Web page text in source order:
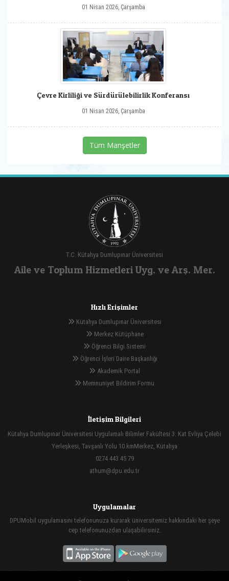
01 Nisan 2026, Çarşamba
Çevre Kirliliği ve Sürdürülebilirlik Konferansı
01 Nisan 2026, Çarşamba
Tüm Manşetler
T.C. Kütahya Dumlupınar Üniversitesi
Aile ve Toplum Hizmetleri Uyg. ve Arş. Mer.
Hızlı Erişimler
Kütahya Dumlupınar Üniversitesi
Merkez Kütüphane
Öğrenci Bilgi Sistemi
Öğrenci İşleri Daire Başkanlığı
Akademik Portal
Memnuniyet Bildirim Formu
İletişim Bilgileri
Kütahya Dumlupınar Üniversitesi Uygulamalı Bilimler Fakültesi 3. Kat Evliya Çelebi
Yerleşkesi, Tavşanlı Yolu 10.kmMerkez, Kütahya
0274 443 45 79
athum@dpu.edu.tr
Uygulamalar
DPUMobil uygulamasını telefonunuza kurarak üniversitemiz hakkındaki her şeye
cep telefonunuzdan ulaşabilirsiniz.